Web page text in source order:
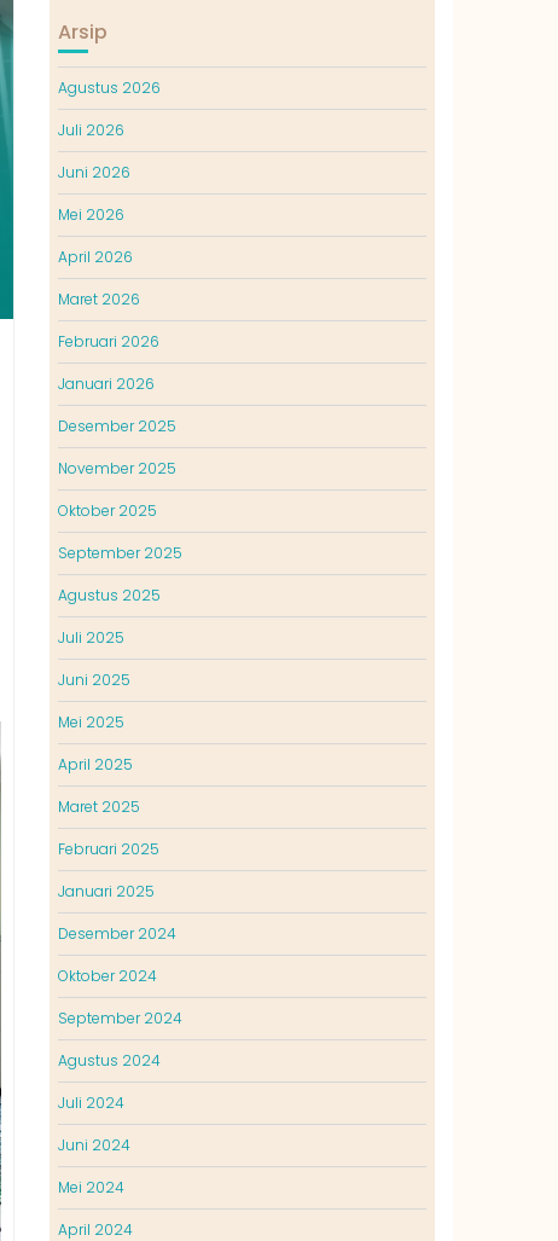
Arsip
Agustus 2026
Juli 2026
Juni 2026
Mei 2026
April 2026
Maret 2026
Februari 2026
Januari 2026
Desember 2025
November 2025
Oktober 2025
September 2025
Agustus 2025
Juli 2025
Juni 2025
Mei 2025
April 2025
Maret 2025
Februari 2025
Januari 2025
Desember 2024
Oktober 2024
September 2024
Agustus 2024
Juli 2024
Juni 2024
Mei 2024
April 2024